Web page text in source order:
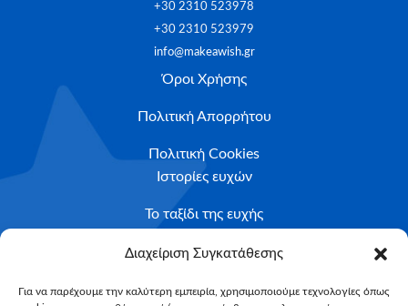
Διαχείριση Συγκατάθεσης
Για να παρέχουμε την καλύτερη εμπειρία, χρησιμοποιούμε τεχνολογίες όπως
+30 2310 523978
+30 2310 523979
info@makeawish.gr
Όροι Χρήσης
Πολιτική Απορρήτου
Πολιτική Cookies
Ιστορίες ευχών
Το ταξίδι της ευχής
Κριτήρια Καταλληλότητας
Υποβολή Αιτήματος